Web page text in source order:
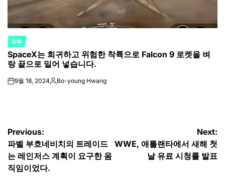
POSTED
IN
과학
SpaceX는 희귀하고 위험한 착륙으로 Falcon 9 로켓을 벼
랑 끝으로 밀어 넣습니다.
on9월 18, 2024Posted
Bo-young Hwang
글
탐
색
Previous:
파벨 부흐네비치의 트레이드
는 레인저스 계획이 요구한 움
직임이었다.
Next:
WWE, 애틀랜타에서 새해 첫
날 유료 시청률 발표